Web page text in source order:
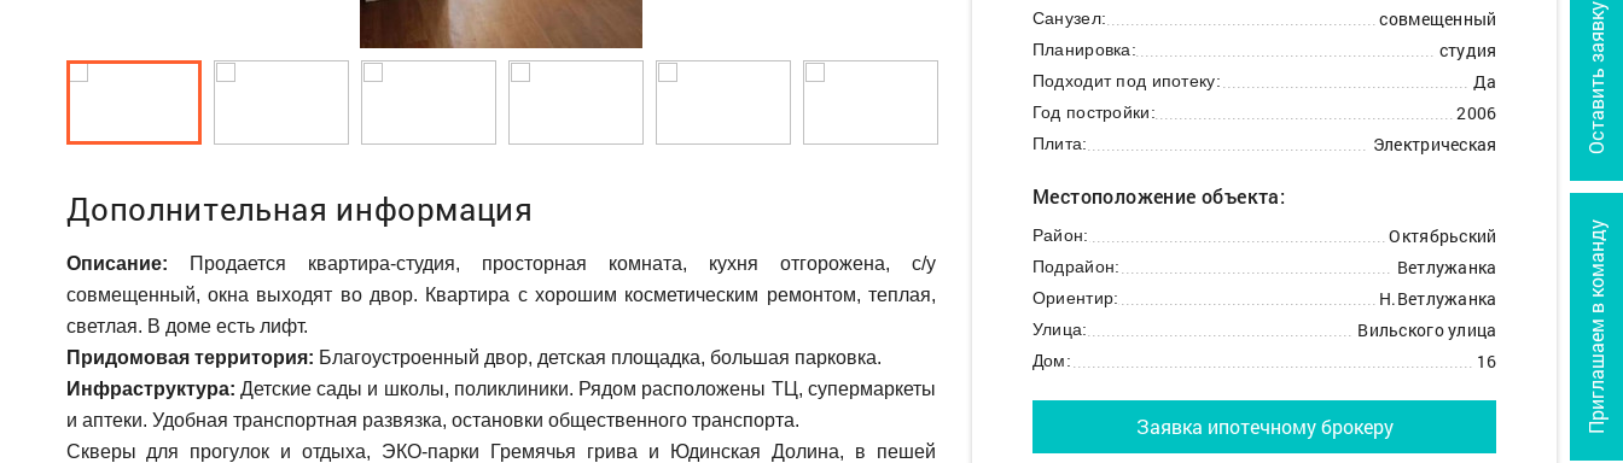
Приглашаем в команду
Оставить заявку
Дополнительная информация
Описание: Продается квартира-студия, просторная комната, кухня отгорожена, с/у
совмещенный, окна выходят во двор. Квартира с хорошим косметическим ремонтом, теплая,
светлая. В доме есть лифт.
Придомовая территория: Благоустроенный двор, детская площадка, большая парковка.
Инфраструктура: Детские сады и школы, поликлиники. Рядом расположены ТЦ, супермаркеты
и аптеки. Удобная транспортная развязка, остановки общественного транспорта.
Скверы для прогулок и отдыха, ЭКО-парки Гремячья грива и Юдинская Долина, в пешей
Санузел: совмещенный
Планировка: студия
Подходит под ипотеку: Да
Год постройки: 2006
Плита: Электрическая
Местоположение объекта:
Район: Октябрьский
Подрайон: Ветлужанка
Ориентир: Н.Ветлужанка
Улица: Вильского улица
Дом: 16
Заявка ипотечному брокеру